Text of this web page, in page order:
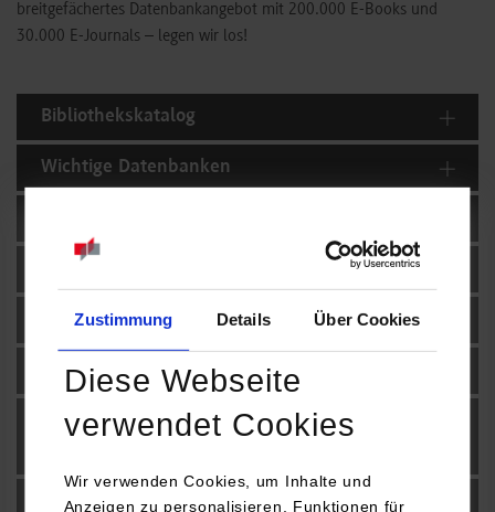
Zustimmung Details Über Cookies
Diese Webseite
verwendet Cookies
Wir verwenden Cookies, um Inhalte und
Anzeigen zu personalisieren, Funktionen für
breitgefächertes Datenbankangebot mit 200.000 E-Books und
30.000 E-Journals – legen wir los!
Bibliothekskatalog
Wichtige Datenbanken
Google Scholar
Deutschlandweite Bibliothekssuche
Künstliche Intelligenz (KI) in der
Externer Zugang zu E-Ressourcen